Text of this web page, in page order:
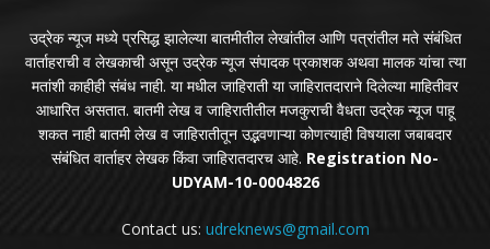
उद्रेक न्यूज मध्ये प्रसिद्ध झालेल्या बातमीतील लेखांतील आणि पत्रांतील मते संबंधित
वार्ताहराची व लेखकाची असून उद्रेक न्यूज संपादक प्रकाशक अथवा मालक यांचा त्या
मतांशी काहीही संबंध नाही. या मधील जाहिराती या जाहिरातदाराने दिलेल्या माहितीवर
आधारित असतात. बातमी लेख व जाहिरातीतील मजकुराची वैधता उद्रेक न्यूज पाहू
शकत नाही बातमी लेख व जाहिरातीतून उद्भवणाऱ्या कोणत्याही विषयाला जबाबदार
संबंधित वार्ताहर लेखक किंवा जाहिरातदारच आहे. Registration No-
UDYAM-10-0004826
Contact us: udreknews@gmail.com